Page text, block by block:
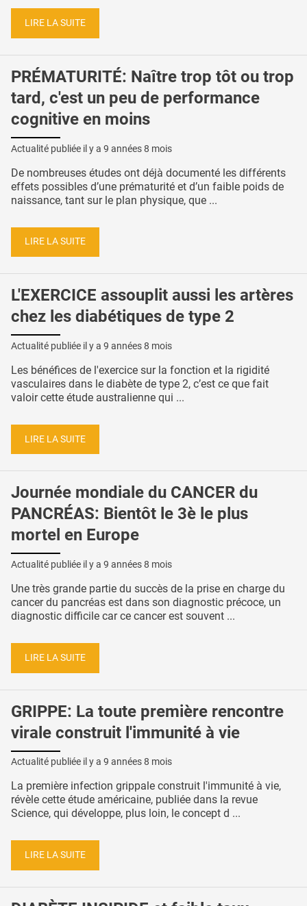
LIRE LA SUITE
PRÉMATURITÉ: Naître trop tôt ou trop
tard, c'est un peu de performance
cognitive en moins
Actualité publiée il y a 9 années 8 mois
De nombreuses études ont déjà documenté les différents
effets possibles d’une prématurité et d’un faible poids de
naissance, tant sur le plan physique, que ...
LIRE LA SUITE
L'EXERCICE assouplit aussi les artères
chez les diabétiques de type 2
Actualité publiée il y a 9 années 8 mois
Les bénéfices de l'exercice sur la fonction et la rigidité
vasculaires dans le diabète de type 2, c’est ce que fait
valoir cette étude australienne qui ...
LIRE LA SUITE
Journée mondiale du CANCER du
PANCRÉAS: Bientôt le 3è le plus
mortel en Europe
Actualité publiée il y a 9 années 8 mois
Une très grande partie du succès de la prise en charge du
cancer du pancréas est dans son diagnostic précoce, un
diagnostic difficile car ce cancer est souvent ...
LIRE LA SUITE
GRIPPE: La toute première rencontre
virale construit l'immunité à vie
Actualité publiée il y a 9 années 8 mois
La première infection grippale construit l'immunité à vie,
révèle cette étude américaine, publiée dans la revue
Science, qui développe, plus loin, le concept d ...
LIRE LA SUITE